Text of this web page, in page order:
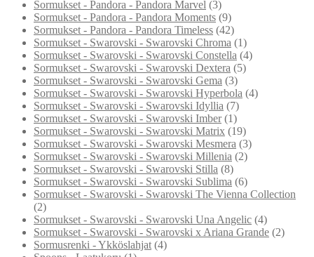
Sormukset - Pandora - Pandora Marvel (3)
Sormukset - Pandora - Pandora Moments (9)
Sormukset - Pandora - Pandora Timeless (42)
Sormukset - Swarovski - Swarovski Chroma (1)
Sormukset - Swarovski - Swarovski Constella (4)
Sormukset - Swarovski - Swarovski Dextera (5)
Sormukset - Swarovski - Swarovski Gema (3)
Sormukset - Swarovski - Swarovski Hyperbola (4)
Sormukset - Swarovski - Swarovski Idyllia (7)
Sormukset - Swarovski - Swarovski Imber (1)
Sormukset - Swarovski - Swarovski Matrix (19)
Sormukset - Swarovski - Swarovski Mesmera (3)
Sormukset - Swarovski - Swarovski Millenia (2)
Sormukset - Swarovski - Swarovski Stilla (8)
Sormukset - Swarovski - Swarovski Sublima (6)
Sormukset - Swarovski - Swarovski The Vienna Collection
(2)
Sormukset - Swarovski - Swarovski Una Angelic (4)
Sormukset - Swarovski - Swarovski x Ariana Grande (2)
Sormusrenki - Ykköslahjat (4)